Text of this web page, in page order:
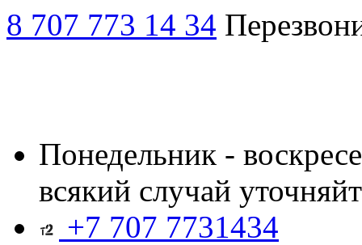
8 707 773 14 34
Понедельник -
всякий случай
+7 707 7731434